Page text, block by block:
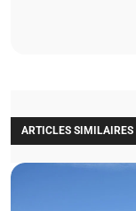
ARTICLES SIMILAIRES